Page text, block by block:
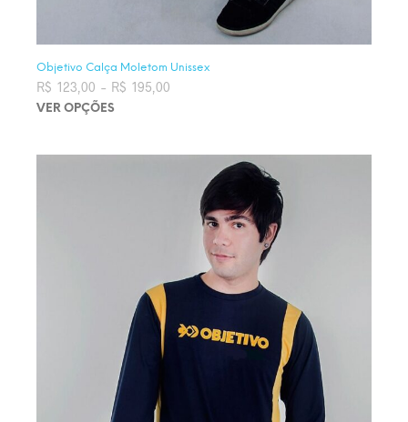
Objetivo Calça Moletom Unissex
R$ 123,00 – R$ 195,00Faixa de preço: R$ 123,00 através
R$ 195,00
VER OPÇÕES